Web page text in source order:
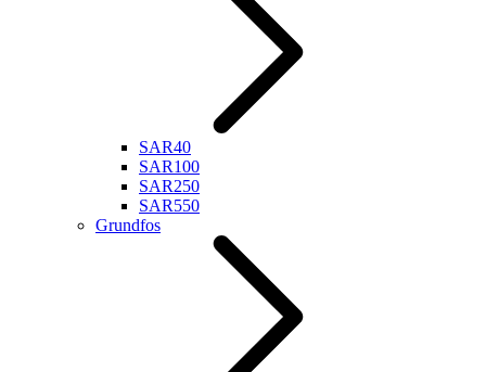
SAR40
SAR100
SAR250
SAR550
Grundfos